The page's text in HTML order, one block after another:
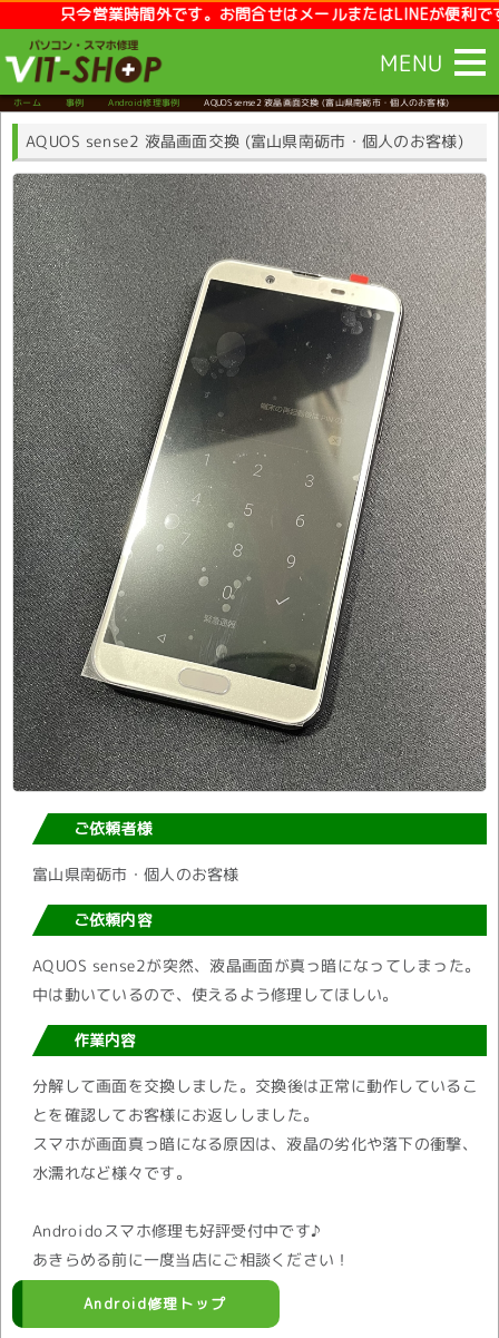
今営業時間外です。お問合せはメールまたはLINEが便利です。
MENU
ホーム 事例 Android修理事例 AQUOS sense2 液晶画面交換 (富山県南砺市・個人のお客様)
AQUOS sense2 液晶画面交換 (富山県南砺市・個人のお客様)
ご依頼者様
富山県南砺市・個人のお客様
ご依頼内容
AQUOS sense2が突然、液晶画面が真っ暗になってしまった。
中は動いているので、使えるよう修理してほしい。
作業内容
分解して画面を交換しました。交換後は正常に動作しているこ
とを確認してお客様にお返ししました。
スマホが画面真っ暗になる原因は、液晶の劣化や落下の衝撃、
水濡れなど様々です。
Androidoスマホ修理も好評受付中です♪
あきらめる前に一度当店にご相談ください！
Android修理トップ